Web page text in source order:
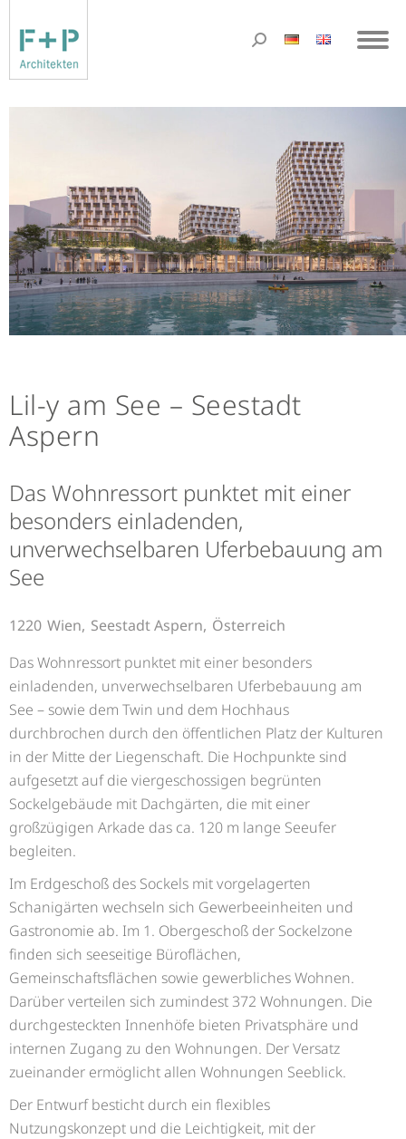
Lil-y am See – Seestadt
Aspern
Das Wohnressort punktet mit einer
besonders einladenden,
unverwechselbaren Uferbebauung am
See
1220 Wien, Seestadt Aspern, Österreich
Das Wohnressort punktet mit einer besonders
einladenden, unverwechselbaren Uferbebauung am
See – sowie dem Twin und dem Hochhaus
durchbrochen durch den öffentlichen Platz der Kulturen
in der Mitte der Liegenschaft. Die Hochpunkte sind
aufgesetzt auf die viergeschossigen begrünten
Sockelgebäude mit Dachgärten, die mit einer
großzügigen Arkade das ca. 120 m lange Seeufer
begleiten.
Im Erdgeschoß des Sockels mit vorgelagerten
Schanigärten wechseln sich Gewerbeeinheiten und
Gastronomie ab. Im 1. Obergeschoß der Sockelzone
finden sich seeseitige Büroflächen,
Gemeinschaftsflächen sowie gewerbliches Wohnen.
Darüber verteilen sich zumindest 372 Wohnungen. Die
durchgesteckten Innenhöfe bieten Privatsphäre und
internen Zugang zu den Wohnungen. Der Versatz
zueinander ermöglicht allen Wohnungen Seeblick.
Der Entwurf besticht durch ein flexibles
Nutzungskonzept und die Leichtigkeit, mit der